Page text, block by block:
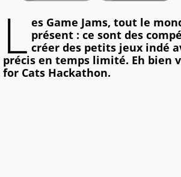
L es Game Jams, tout le
présent : ce sont des
créer des petits jeux indé
précis en temps limité. Eh bien
for Cats Hackathon.